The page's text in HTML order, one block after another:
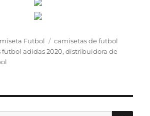
Futbol Etiquetas
camisetas de futbol
futbol adidas 2020,distribuidora de